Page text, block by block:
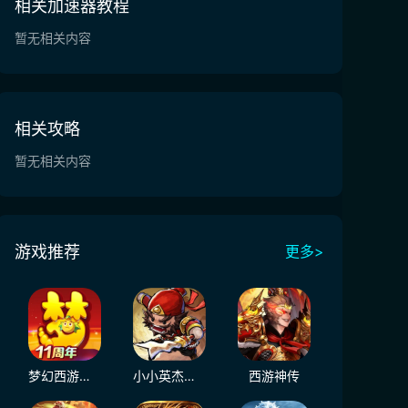
相关加速器教程
暂无相关内容
相关攻略
暂无相关内容
游戏推荐 更多>
梦幻西游（大陆服） 小小英杰：合战天下 西游神传